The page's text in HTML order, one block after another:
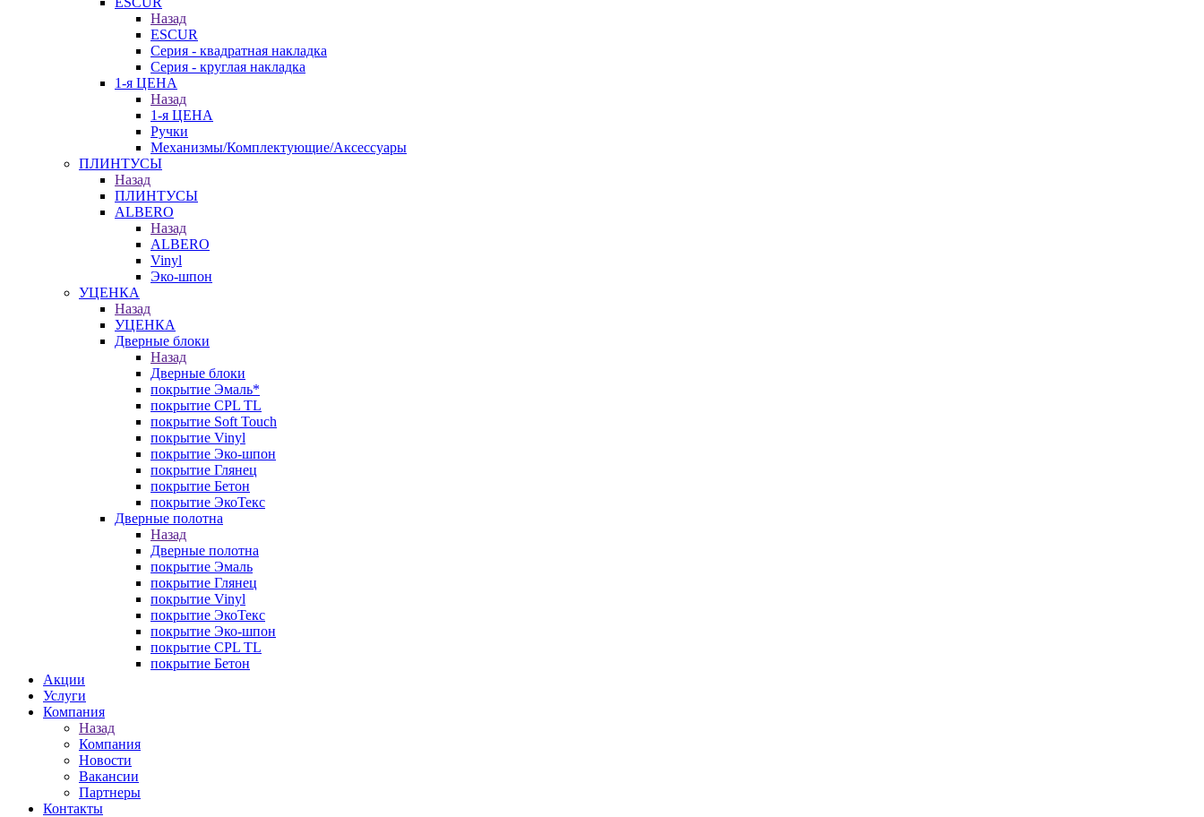
Назад
ESCUR
Серия - квадратная накладка
Серия - круглая накладка
1-я ЦЕНА
Назад
1-я ЦЕНА
Ручки
Механизмы/Комплектующие/Аксессуары
ПЛИНТУСЫ
Назад
ПЛИНТУСЫ
ALBERO
Назад
ALBERO
Vinyl
Эко-шпон
УЦЕНКА
Назад
УЦЕНКА
Дверные блоки
Назад
Дверные блоки
покрытие Эмаль*
покрытие CPL TL
покрытие Soft Touch
покрытие Vinyl
покрытие Эко-шпон
покрытие Глянец
покрытие Бетон
покрытие ЭкоТекс
Дверные полотна
Назад
Дверные полотна
покрытие Эмаль
покрытие Глянец
покрытие Vinyl
покрытие ЭкоТекс
покрытие Эко-шпон
покрытие CPL TL
покрытие Бетон
Акции
Услуги
Компания
Назад
Компания
Новости
Вакансии
Партнеры
Контакты